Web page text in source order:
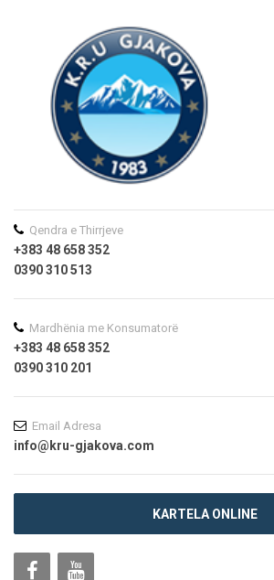
Qendra e Thirrjeve
+383 48 658 352
0390 310 513
Mardhënia me Konsumatorë
+383 48 658 352
0390 310 201
Email Adresa
info@kru-gjakova.com
KARTELA ONLINE